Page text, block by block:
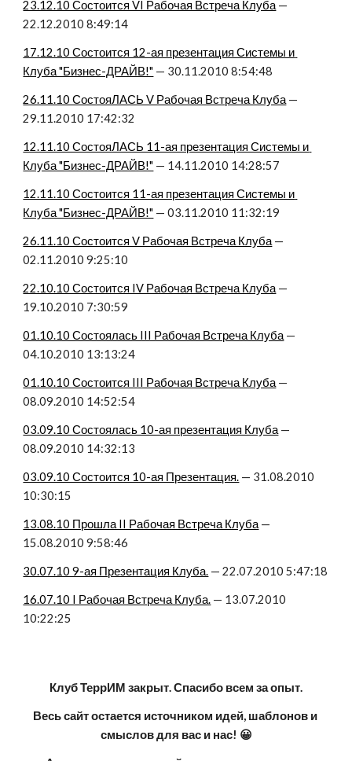
23.12.10 Состоится VI Рабочая Встреча Клуба —
22.12.2010 8:49:14
17.12.10 Состоится 12-ая презентация Системы и
Клуба "Бизнес-ДРАЙВ!" — 30.11.2010 8:54:48
26.11.10 СостояЛАСЬ V Рабочая Встреча Клуба —
29.11.2010 17:42:32
12.11.10 СостояЛАСЬ 11-ая презентация Системы и
Клуба "Бизнес-ДРАЙВ!" — 14.11.2010 14:28:57
12.11.10 Состоится 11-ая презентация Системы и
Клуба "Бизнес-ДРАЙВ!" — 03.11.2010 11:32:19
26.11.10 Состоится V Рабочая Встреча Клуба —
02.11.2010 9:25:10
22.10.10 Состоится IV Рабочая Встреча Клуба —
19.10.2010 7:30:59
01.10.10 Состоялась III Рабочая Встреча Клуба —
04.10.2010 13:13:24
01.10.10 Состоится III Рабочая Встреча Клуба —
08.09.2010 14:52:54
03.09.10 Состоялась 10-ая презентация Клуба —
08.09.2010 14:32:13
03.09.10 Состоится 10-ая Презентация. — 31.08.2010
10:30:15
13.08.10 Прошла II Рабочая Встреча Клуба —
15.08.2010 9:58:46
30.07.10 9-ая Презентация Клуба. — 22.07.2010 5:47:18
16.07.10 I Рабочая Встреча Клуба. — 13.07.2010
10:22:25
Клуб ТеррИМ закрыт. Спасибо всем за опыт.
Весь сайт остается источником идей, шаблонов и
смыслов для вас и нас! 😀